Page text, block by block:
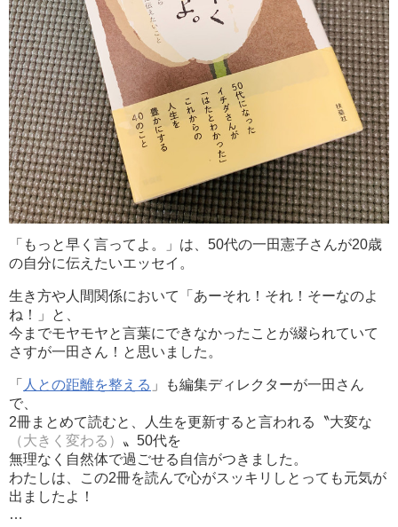
「もっと早く言ってよ。」は、50代の一田憲子さんが20歳
の自分に伝えたいエッセイ。
生き方や人間関係において「あーそれ！それ！そーなのよ
ね！」と、
今までモヤモヤと言葉にできなかったことが綴られていて
さすが一田さん！と思いました。
「 人との距離を整える 」も編集ディレクターが一田さん
で、
2冊まとめて読むと、人生を更新すると言われる〝大変な
（大きく変わる） 〟50代を
無理なく自然体で過ごせる自信がつきました。
わたしは、この2冊を読んで心がスッキリしとっても元気が
出ましたよ！
…